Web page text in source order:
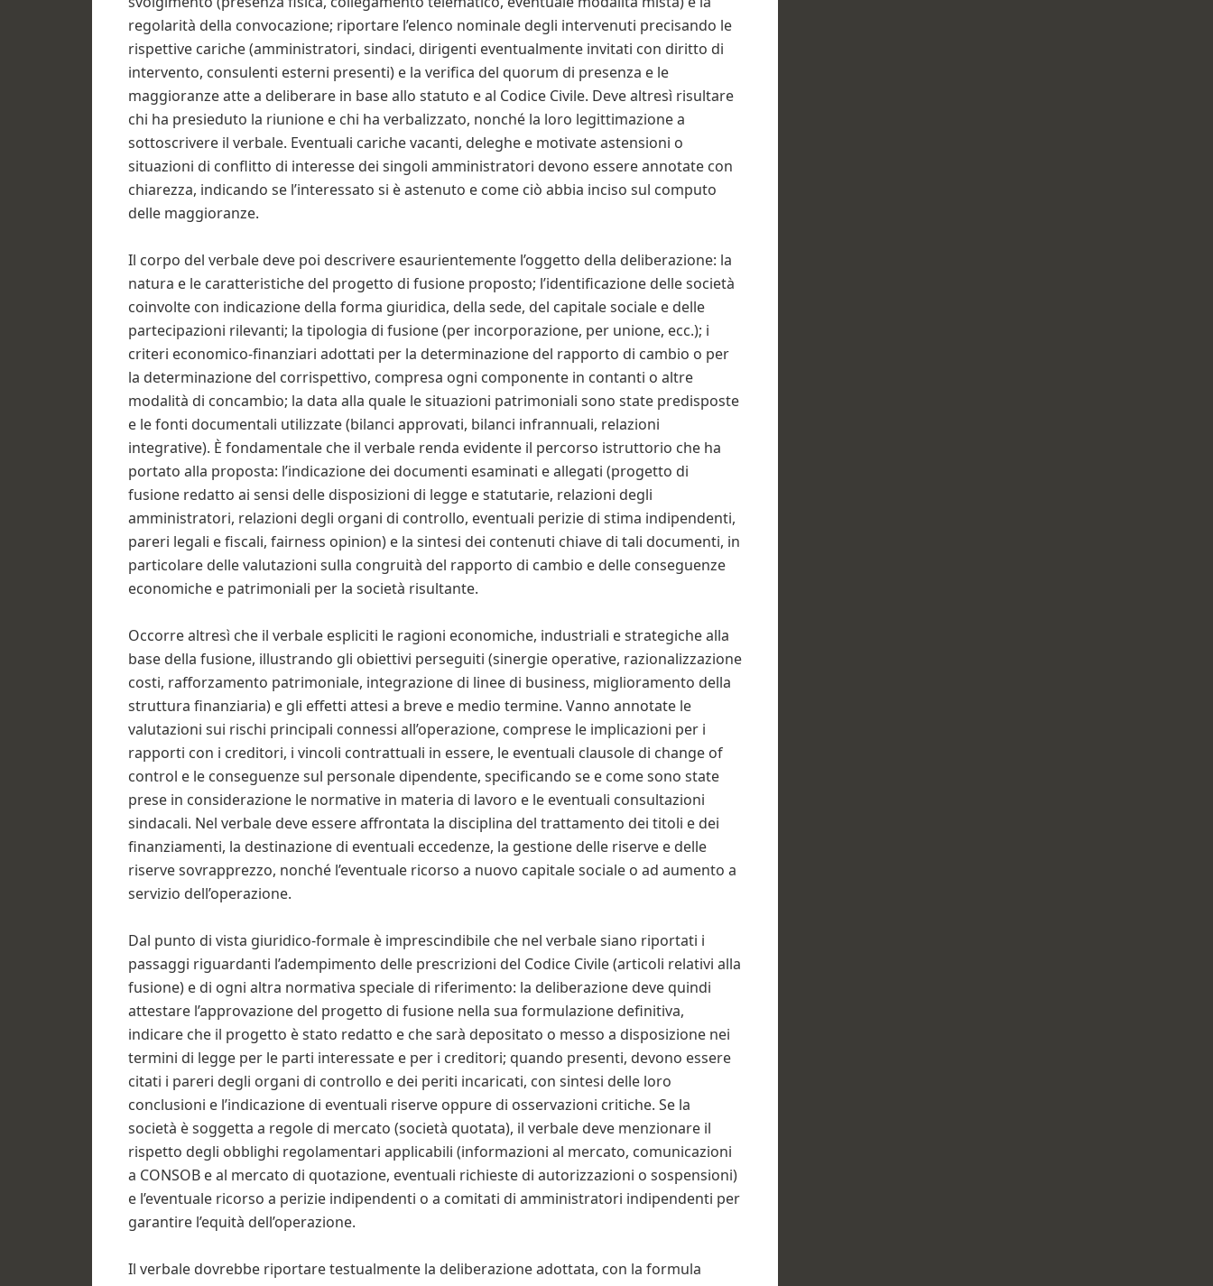
regolarità della convocazione; riportare l’elenco nominale degli intervenuti precisando le
rispettive cariche (amministratori, sindaci, dirigenti eventualmente invitati con diritto di
intervento, consulenti esterni presenti) e la verifica del quorum di presenza e le
maggioranze atte a deliberare in base allo statuto e al Codice Civile. Deve altresì risultare
chi ha presieduto la riunione e chi ha verbalizzato, nonché la loro legittimazione a
sottoscrivere il verbale. Eventuali cariche vacanti, deleghe e motivate astensioni o
situazioni di conflitto di interesse dei singoli amministratori devono essere annotate con
chiarezza, indicando se l’interessato si è astenuto e come ciò abbia inciso sul computo
delle maggioranze.
Il corpo del verbale deve poi descrivere esaurientemente l’oggetto della deliberazione: la
natura e le caratteristiche del progetto di fusione proposto; l’identificazione delle società
coinvolte con indicazione della forma giuridica, della sede, del capitale sociale e delle
partecipazioni rilevanti; la tipologia di fusione (per incorporazione, per unione, ecc.); i
criteri economico-finanziari adottati per la determinazione del rapporto di cambio o per
la determinazione del corrispettivo, compresa ogni componente in contanti o altre
modalità di concambio; la data alla quale le situazioni patrimoniali sono state predisposte
e le fonti documentali utilizzate (bilanci approvati, bilanci infrannuali, relazioni
integrative). È fondamentale che il verbale renda evidente il percorso istruttorio che ha
portato alla proposta: l’indicazione dei documenti esaminati e allegati (progetto di
fusione redatto ai sensi delle disposizioni di legge e statutarie, relazioni degli
amministratori, relazioni degli organi di controllo, eventuali perizie di stima indipendenti,
pareri legali e fiscali, fairness opinion) e la sintesi dei contenuti chiave di tali documenti, in
particolare delle valutazioni sulla congruità del rapporto di cambio e delle conseguenze
economiche e patrimoniali per la società risultante.
Occorre altresì che il verbale espliciti le ragioni economiche, industriali e strategiche alla
base della fusione, illustrando gli obiettivi perseguiti (sinergie operative, razionalizzazione
costi, rafforzamento patrimoniale, integrazione di linee di business, miglioramento della
struttura finanziaria) e gli effetti attesi a breve e medio termine. Vanno annotate le
valutazioni sui rischi principali connessi all’operazione, comprese le implicazioni per i
rapporti con i creditori, i vincoli contrattuali in essere, le eventuali clausole di change of
control e le conseguenze sul personale dipendente, specificando se e come sono state
prese in considerazione le normative in materia di lavoro e le eventuali consultazioni
sindacali. Nel verbale deve essere affrontata la disciplina del trattamento dei titoli e dei
finanziamenti, la destinazione di eventuali eccedenze, la gestione delle riserve e delle
riserve sovrapprezzo, nonché l’eventuale ricorso a nuovo capitale sociale o ad aumento a
servizio dell’operazione.
Dal punto di vista giuridico-formale è imprescindibile che nel verbale siano riportati i
passaggi riguardanti l’adempimento delle prescrizioni del Codice Civile (articoli relativi alla
fusione) e di ogni altra normativa speciale di riferimento: la deliberazione deve quindi
attestare l’approvazione del progetto di fusione nella sua formulazione definitiva,
indicare che il progetto è stato redatto e che sarà depositato o messo a disposizione nei
termini di legge per le parti interessate e per i creditori; quando presenti, devono essere
citati i pareri degli organi di controllo e dei periti incaricati, con sintesi delle loro
conclusioni e l’indicazione di eventuali riserve oppure di osservazioni critiche. Se la
società è soggetta a regole di mercato (società quotata), il verbale deve menzionare il
rispetto degli obblighi regolamentari applicabili (informazioni al mercato, comunicazioni
a CONSOB e al mercato di quotazione, eventuali richieste di autorizzazioni o sospensioni)
e l’eventuale ricorso a perizie indipendenti o a comitati di amministratori indipendenti per
garantire l’equità dell’operazione.
Il verbale dovrebbe riportare testualmente la deliberazione adottata, con la formula